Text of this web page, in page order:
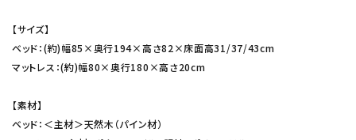
【サイズ】
ベッド：(約)幅85×奥行194×高さ82×床面高31/37/43cm
マットレス：(約)幅80×奥行180×高さ20cm
【素材】
ベッド：＜主材＞天然木（パイン材）